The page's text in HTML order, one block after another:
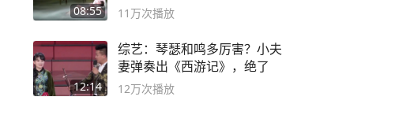
08:55 11万次播放
12:14
综艺：琴瑟和鸣多厉害？小夫
妻弹奏出《西游记》，绝了
12万次播放